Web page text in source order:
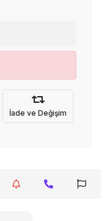
İade ve Değişim